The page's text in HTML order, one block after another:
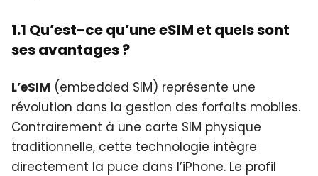
1.1 Qu’est-ce qu’une eSIM et quels sont
ses avantages ?
L’eSIM (embedded SIM) représente une
révolution dans la gestion des forfaits mobiles.
Contrairement à une carte SIM physique
traditionnelle, cette technologie intègre
directement la puce dans l’iPhone. Le profil